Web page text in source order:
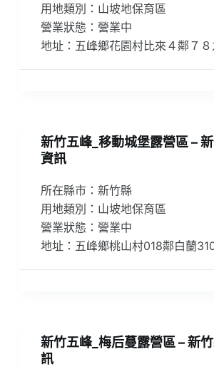
用地類別：山坡地保育區
營業狀態：營業中
地址：五峰鄉花園村比來４鄰７
新竹五峰_移動城堡露營區 –
資訊
所在縣市：新竹縣
用地類別：山坡地保育區
營業狀態：營業中
地址：五峰鄉桃山村018鄰白蘭
新竹五峰_梅后蔓露營區 – 新
訊